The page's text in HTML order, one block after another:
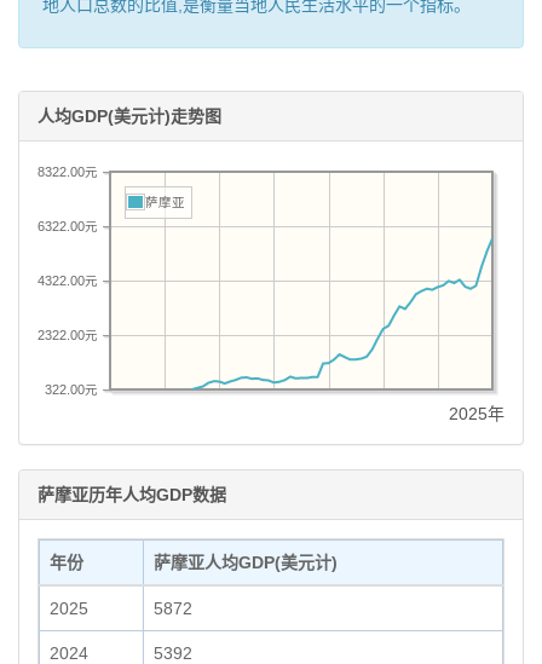
地人口总数的比值,是衡量当地人民生活水平的一个指标。
人均GDP(美元计)走势图
322.00元
2322.00元
4322.00元
6322.00元
8322.00元
萨摩亚
2025年
萨摩亚历年人均GDP数据
年份 萨摩亚人均GDP(美元计)
2025 5872
2024 5392